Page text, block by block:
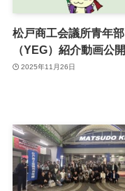
松戸商工会議所青年部
（YEG）紹介動画公開
2025年11月26日